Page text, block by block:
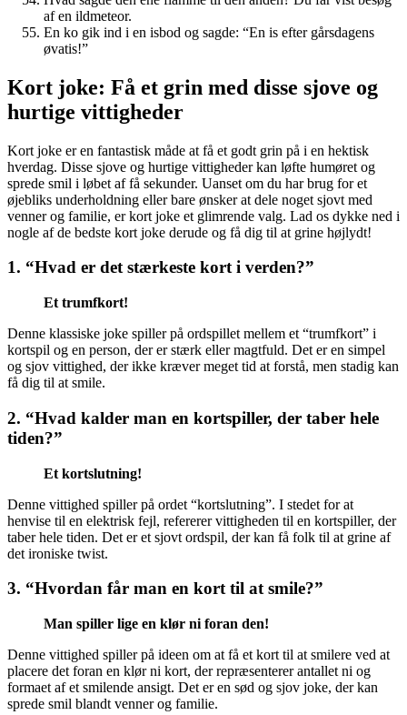
af en ildmeteor.
En ko gik ind i en isbod og sagde: “En is efter gårsdagens
øvatis!”
Kort joke: Få et grin med disse sjove og
hurtige vittigheder
Kort joke er en fantastisk måde at få et godt grin på i en hektisk
hverdag. Disse sjove og hurtige vittigheder kan løfte humøret og
sprede smil i løbet af få sekunder. Uanset om du har brug for et
øjebliks underholdning eller bare ønsker at dele noget sjovt med
venner og familie, er kort joke et glimrende valg. Lad os dykke ned i
nogle af de bedste kort joke derude og få dig til at grine højlydt!
1. “Hvad er det stærkeste kort i verden?”
Et trumfkort!
Denne klassiske joke spiller på ordspillet mellem et “trumfkort” i
kortspil og en person, der er stærk eller magtfuld. Det er en simpel
og sjov vittighed, der ikke kræver meget tid at forstå, men stadig kan
få dig til at smile.
2. “Hvad kalder man en kortspiller, der taber hele
tiden?”
Et kortslutning!
Denne vittighed spiller på ordet “kortslutning”. I stedet for at
henvise til en elektrisk fejl, refererer vittigheden til en kortspiller, der
taber hele tiden. Det er et sjovt ordspil, der kan få folk til at grine af
det ironiske twist.
3. “Hvordan får man en kort til at smile?”
Man spiller lige en klør ni foran den!
Denne vittighed spiller på ideen om at få et kort til at smilere ved at
placere det foran en klør ni kort, der repræsenterer antallet ni og
formaet af et smilende ansigt. Det er en sød og sjov joke, der kan
sprede smil blandt venner og familie.